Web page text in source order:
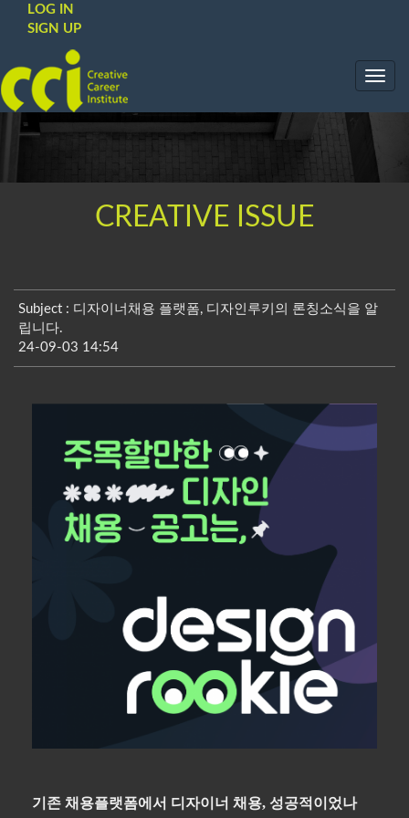
LOG IN
SIGN UP
CREATIVE ISSUE
Subject : 디자이너채용 플랫폼, 디자인루키의 론칭소식을 알
립니다.
24-09-03 14:54
기존 채용플랫폼에서 디자이너 채용, 성공적이었나